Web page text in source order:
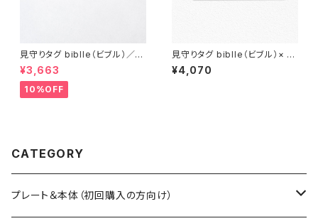
見守りタグ biblle（ビブル）／ア
レクサンダーリーチャン×カクタ
スアロハ
¥3,663
10%OFF
見守りタグ biblle（ビブル）× S
HETA -COOKIE-
¥4,070
CATEGORY
プレート＆本体（初回購入の方向け）